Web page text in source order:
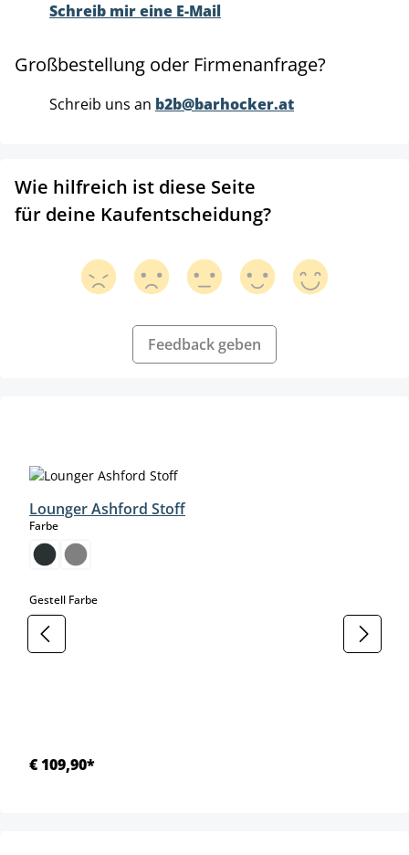
Schreib mir eine E-Mail
Großbestellung oder Firmenanfrage?
Schreib uns an b2b@barhocker.at
Wie hilfreich ist diese Seite
für deine Kaufentscheidung?
Feedback geben
Lounger Ashford Stoff
Farbeauswählen
Gestell Farbeauswählen
€ 109,90*